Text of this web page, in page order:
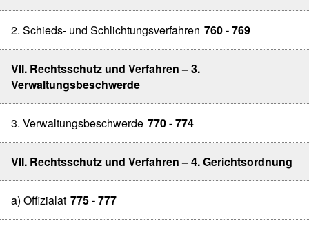
2. Schieds- und Schlichtungsverfahren 760 - 769
VII. Rechtsschutz und Verfahren – 3.
Verwaltungsbeschwerde
3. Verwaltungsbeschwerde 770 - 774
VII. Rechtsschutz und Verfahren – 4. Gerichtsordnung
a) Offizialat 775 - 777